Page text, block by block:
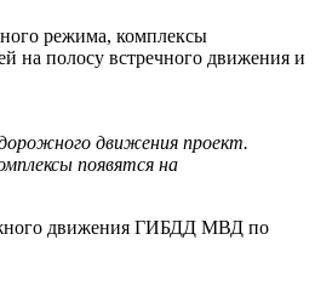
режима, комплексы
на полосу встречного движения и
движения проект.
появятся на
движения ГИБДД МВД по